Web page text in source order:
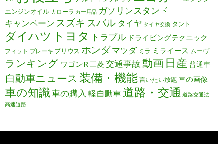
エンジンオイル カローラ カー用品 ガソリンスタンド
キャンペーン スズキ スバル タイヤ タイヤ交換 タント
ダイハツ トヨタ トラブル ドライビングテクニック
フィット ブレーキ プリウス ホンダマツダ ミラ ミライース ムーヴ
ランキング ワゴンR 三菱交通事故動画 日産 普通車
自動車ニュース 装備・機能言いたい放題 車の画像
車の知識車の購入 軽自動車道路・交通 道路交通法
高速道路